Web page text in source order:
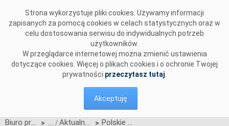
Strona wykorzystuje pliki cookies. Używamy informacji
zapisanych za pomocą cookies w celach statystycznych oraz w
celu dostosowania serwisu do indywidualnych potrzeb
użytkowników.
W przeglądarce internetowej można zmienić ustawienia
dotyczące cookies. Więcej o plikach cookies i o ochronie Twojej
prywatności przeczytasz tutaj
Akceptuję
Biuro prasowe > Aktualności > Polskie Sieci Elektroenergetyczne kontynuują prace odtworzeniowe sieci po sierpniowej nawałnicy